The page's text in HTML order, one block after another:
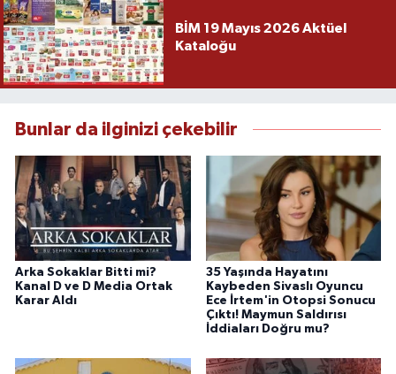
BİM 19 Mayıs 2026 Aktüel
Kataloğu
Bunlar da ilginizi çekebilir
Arka Sokaklar Bitti mi?
Kanal D ve D Media Ortak
Karar Aldı
35 Yaşında Hayatını
Kaybeden Sivaslı Oyuncu
Ece İrtem'in Otopsi Sonucu
Çıktı! Maymun Saldırısı
İddiaları Doğru mu?